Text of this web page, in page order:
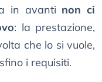
in avanti non ci
: la prestazione,
che lo si vuole,
i requisiti.